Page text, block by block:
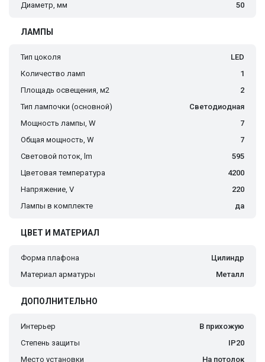
Диаметр, мм 50
ЛАМПЫ
Тип цоколя
LED
Количество ламп
1
Площадь освещения, м2
2
Тип лампочки (основной)
Светодиодная
Мощность лампы, W
7
Общая мощность, W
7
Световой поток, lm
595
Цветовая температура
4200
Напряжение, V
220
Лампы в комплекте
да
ЦВЕТ И МАТЕРИАЛ
Форма плафона
Цилиндр
Материал арматуры
Металл
ДОПОЛНИТЕЛЬНО
Интерьер
В прихожую
Степень защиты
IP20
Место установки
На потолок